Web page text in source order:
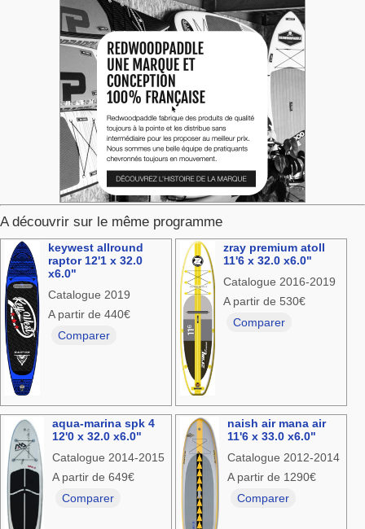
A découvrir sur le même programme
keywest allround
raptor 12'1 x 32.0
x6.0"
Catalogue 2019
A partir de 440€
Comparer
zray premium atoll
11'6 x 32.0 x6.0"
Catalogue 2016-2019
A partir de 530€
Comparer
aqua-marina spk 4
12'0 x 32.0 x6.0"
Catalogue 2014-2015
A partir de 649€
Comparer
naish air mana air
11'6 x 33.0 x6.0"
Catalogue 2012-2014
A partir de 1290€
Comparer